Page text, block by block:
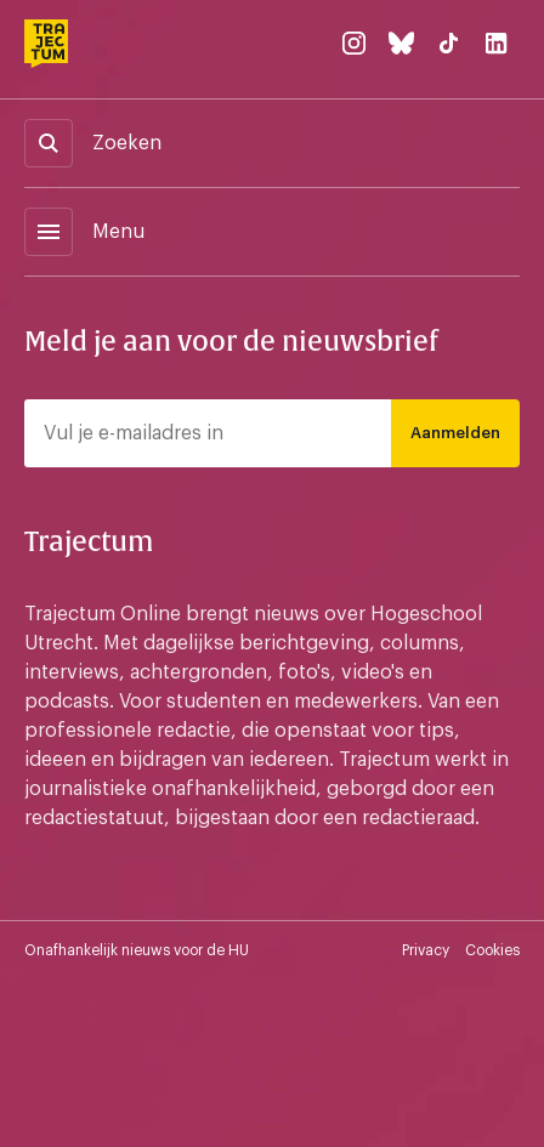
Zoeken
menu Menu
Meld je aan voor de nieuwsbrief
Aanmelden
Trajectum
Trajectum Online brengt nieuws over Hogeschool
Utrecht. Met dagelijkse berichtgeving, columns,
interviews, achtergronden, foto's, video's en
podcasts. Voor studenten en medewerkers. Van een
professionele redactie, die openstaat voor tips,
ideeen en bijdragen van iedereen. Trajectum werkt in
journalistieke onafhankelijkheid, geborgd door een
redactiestatuut, bijgestaan door een redactieraad.
Onafhankelijk nieuws voor de HU Privacy Cookies